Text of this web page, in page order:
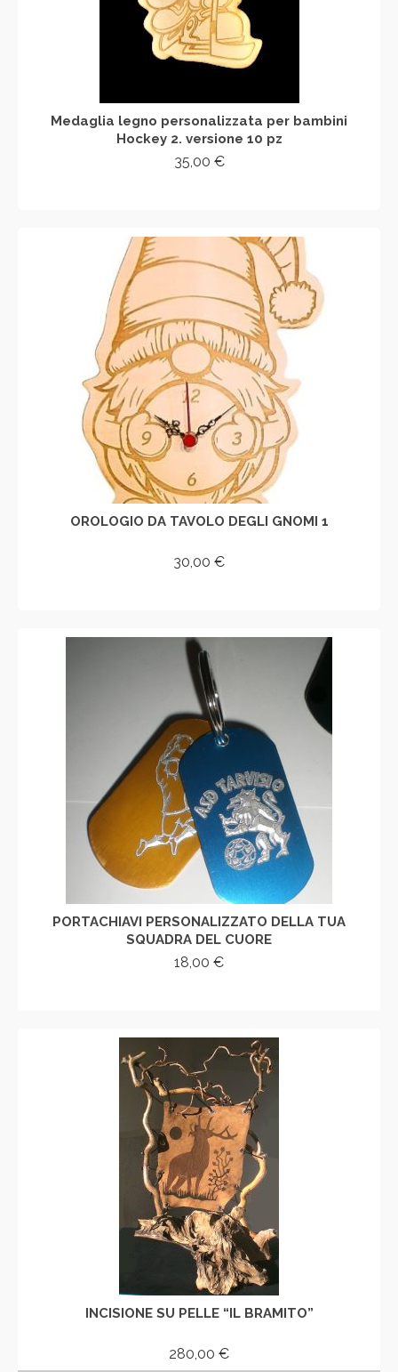
Medaglia legno personalizzata per bambini
Hockey 2. versione 10 pz
35,00 €
OROLOGIO DA TAVOLO DEGLI GNOMI 1
30,00 €
PORTACHIAVI PERSONALIZZATO DELLA TUA
SQUADRA DEL CUORE
18,00 €
INCISIONE SU PELLE “IL BRAMITO”
280,00 €